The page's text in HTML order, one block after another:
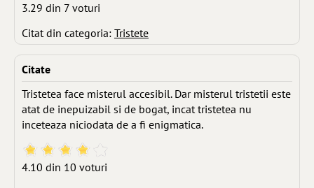
3.29 din 7 voturi
Citat din categoria: Tristete
Citate
Tristetea face misterul accesibil. Dar misterul tristetii este
atat de inepuizabil si de bogat, incat tristetea nu
inceteaza niciodata de a fi enigmatica.
4.10 din 10 voturi